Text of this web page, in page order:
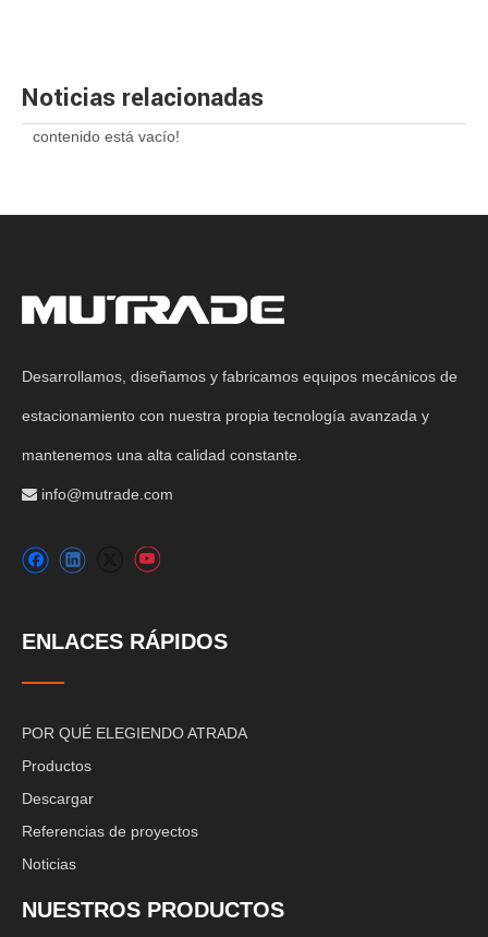
Noticias relacionadas
contenido está vacío!
Desarrollamos, diseñamos y fabricamos equipos mecánicos de
estacionamiento con nuestra propia tecnología avanzada y
mantenemos una alta calidad constante.
 info@mutrade.com
ENLACES RÁPIDOS
POR QUÉ ELEGIENDO ATRADA
Productos
Descargar
Referencias de proyectos
Noticias
NUESTROS PRODUCTOS